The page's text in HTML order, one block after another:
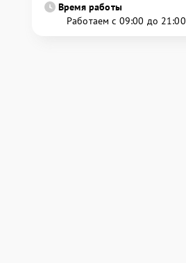
Время работы
Работаем с 09:00 до 21:00